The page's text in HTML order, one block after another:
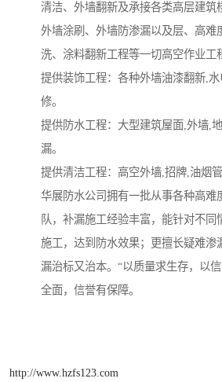
清洁、外墙翻新及承接各类高层建筑
外墙涂刷、外墙防渗漏以及层、高难
洗、涂料翻新工程等一切高空作业工
提供装饰工程：各种外墙油漆翻新,
修。
提供防水工程：大型建筑屋面,外墙,
漏。
提供清洁工程：高空外墙,招牌,油烟管
华展防水公司拥有一批从事各种高难
队，补漏施工经验丰富，能针对不同
施工，达到防水效果；更擅长疑难渗
漏治标又治本。“以质量求生存，以
全面，信誉有保障。
http://www.hzfs123.com